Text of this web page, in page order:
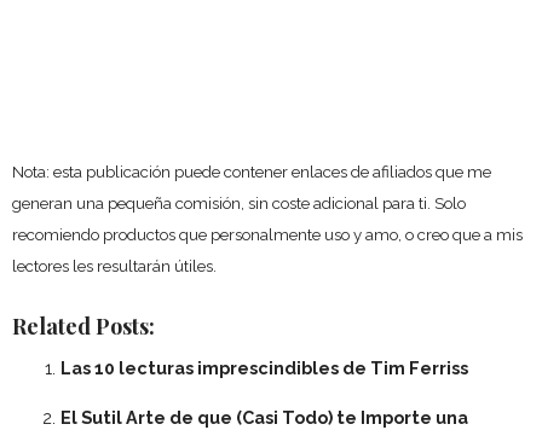
Nota: esta publicación puede contener enlaces de afiliados que me
generan una pequeña comisión, sin coste adicional para ti. Solo
recomiendo productos que personalmente uso y amo, o creo que a mis
lectores les resultarán útiles.
Related Posts:
Las 10 lecturas imprescindibles de Tim Ferriss
El Sutil Arte de que (Casi Todo) te Importe una